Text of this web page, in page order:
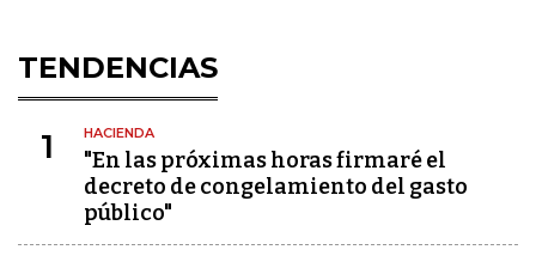
TENDENCIAS
1 HACIENDA
"En las próximas horas firmaré el
decreto de congelamiento del gasto
público"